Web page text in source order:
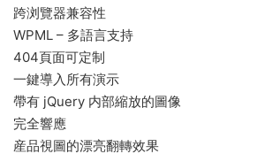
跨浏覽器兼容性
WPML – 多語言支持
404頁面可定制
一鍵導入所有演示
帶有 jQuery 内部縮放的圖像
完全響應
産品視圖的漂亮翻轉效果